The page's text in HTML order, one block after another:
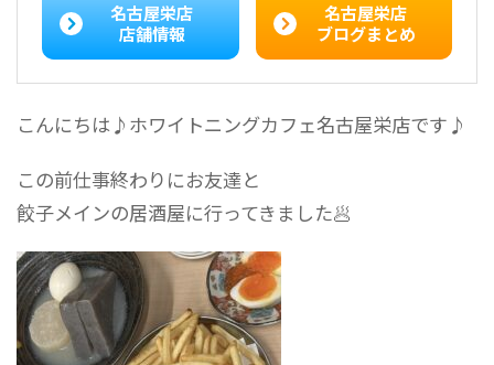
名古屋栄店
店舗情報
名古屋栄店
ブログまとめ
こんにちは♪ホワイトニングカフェ名古屋栄店です♪
この前仕事終わりにお友達と
餃子メインの居酒屋に行ってきました🥟